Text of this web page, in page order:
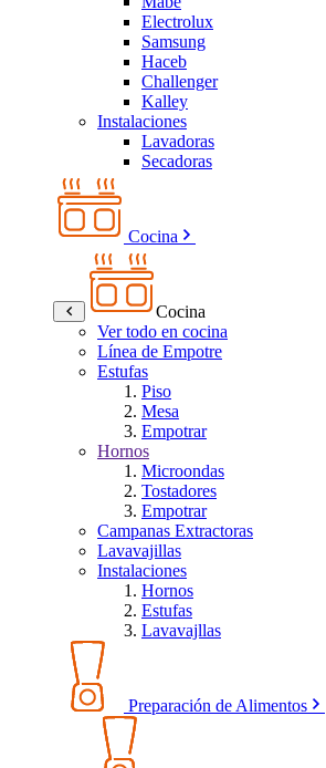
Electrolux
Samsung
Haceb
Challenger
Kalley
Instalaciones
Lavadoras
Secadoras
Cocina
Cocina
Ver todo en cocina
Línea de Empotre
Estufas
Piso
Mesa
Empotrar
Hornos
Microondas
Tostadores
Empotrar
Campanas Extractoras
Lavavajillas
Instalaciones
Hornos
Estufas
Lavavajllas
Preparación de Alimentos